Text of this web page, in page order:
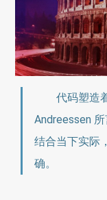
代码塑造
Andreessen
结合当下实际
确。